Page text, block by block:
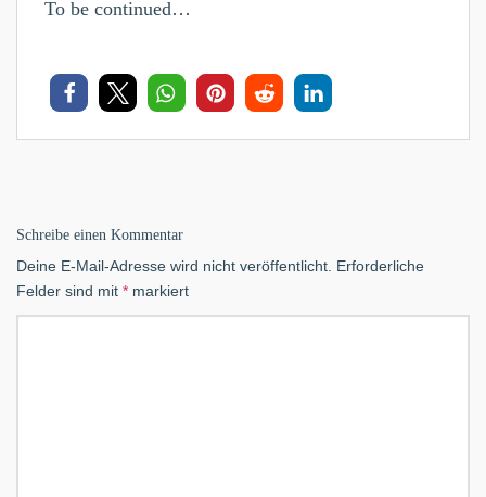
To be continued…
Schreibe einen Kommentar
Deine E-Mail-Adresse wird nicht veröffentlicht. Erforderliche
Felder sind mit * markiert